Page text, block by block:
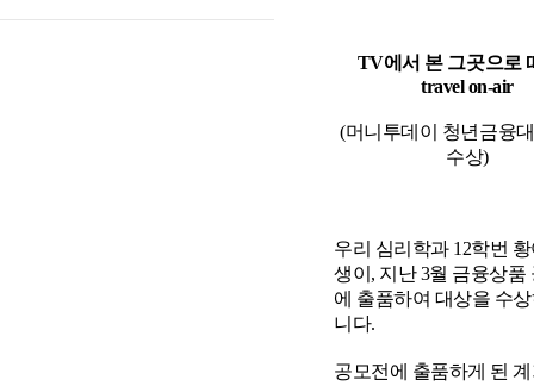
TV에서 본 그곳으로
travel on-air
(머니투데이 청년금융
수상)
우리 심리학과 12학번
생이, 지난 3월 금융상품
에 출품하여 대상을 수
니다.
공모전에 출품하게 된